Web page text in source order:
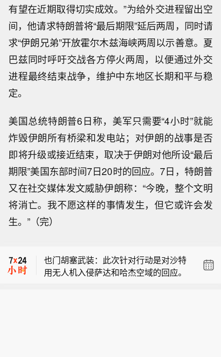
有望在近期取得切实成效。”为给外交进程留出空
间，他请求特朗普将“最后期限”延后两周，同时请
求“伊朗兄弟”开放霍尔木兹海峡两周以示善意。夏
巴兹同时呼吁交战各方停火两周，以便通过外交
进程最终结束战争，维护中东地区长期和平与稳
定。
美国总统特朗普6日称，美军只需要“4小时”就能
炸毁伊朗所有桥梁和发电站；对伊朗的战事是否
即将升级或接近结束，取决于伊朗对他所设“最后
期限”美国东部时间7日20时的回应。7日，特朗普
又在社交媒体发文威胁伊朗称：“今晚，整个文明
将消亡。我不愿这样的事情发生，但它或许会发
生。”（完）
也门胡塞武装发言人称，他们袭击了沙
特阿美位于吉赞的炼油厂。
也门胡塞武装：此次针对行动是对沙特
用无人机入侵萨达和哈杰空域的回应。
【印尼一火山景区因山火关闭 我领馆提
醒公民暂勿前往】因山火持续蔓延，印
中国驻泗水总领馆9日发布公告，提醒
领区中国公民暂勿前往该景区，已预订
也门胡塞武装：此次针对行动是对沙特
用无人机入侵萨达和哈杰空域的回应。